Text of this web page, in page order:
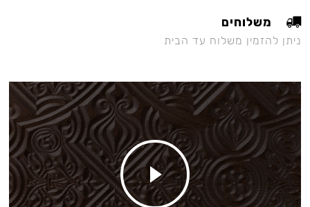
משלוחים
ניתן להזמין משלוח עד הבית